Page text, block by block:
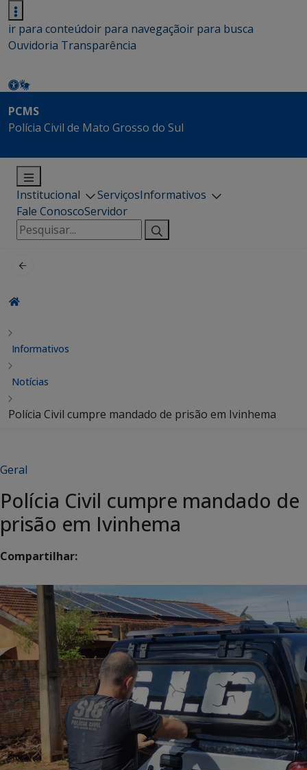
ir para conteúdoir para navegaçãoir para busca
Ouvidoria Transparência
PCMS
Polícia Civil de Mato Grosso do Sul
Institucional ServiçosInformativos
Fale ConoscoServidor
Pesquisar
por:
Informativos
Notícias
Polícia Civil cumpre mandado de prisão em Ivinhema
Geral
Polícia Civil cumpre mandado de
prisão em Ivinhema
Compartilhar: